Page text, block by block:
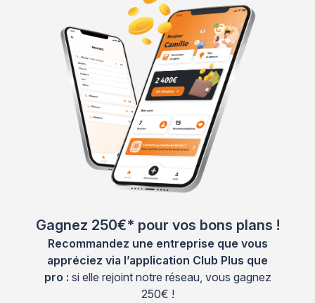
Gagnez 250€* pour vos bons plans !
Recommandez une entreprise que vous
appréciez via l’application Club Plus que
pro : si elle rejoint notre réseau, vous gagnez
250€ !